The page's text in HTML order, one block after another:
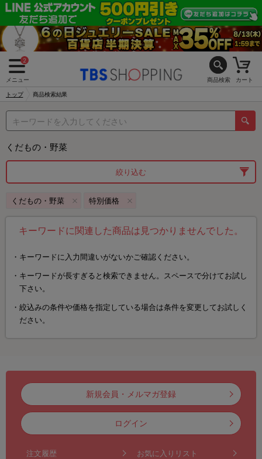
2
メニュー 商品検索 カート
トップ 商品検索結果
くだもの・野菜
絞り込む
くだもの・野菜 特別価格
キーワードに関連した商品は見つかりませんでした。
キーワードに入力間違いがないかご確認ください。
キーワードが長すぎると検索できません。スペースで分けてお試し
下さい。
絞込みの条件や価格を指定している場合は条件を変更してお試しく
ださい。
新規会員・メルマガ登録
ログイン
注文履歴 お気に入りリスト